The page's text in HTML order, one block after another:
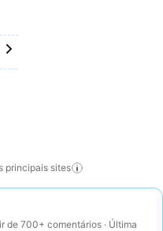
principais sites
de 700+ comentários · Última